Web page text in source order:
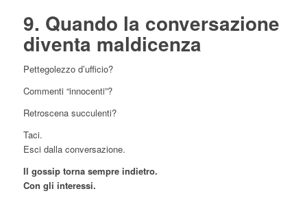
9. Quando la conversazione
diventa maldicenza
Pettegolezzo d’ufficio?
Commenti “innocenti”?
Retroscena succulenti?
Taci.
Esci dalla conversazione.
Il gossip torna sempre indietro.
Con gli interessi.